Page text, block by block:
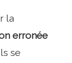
la
erronée
se